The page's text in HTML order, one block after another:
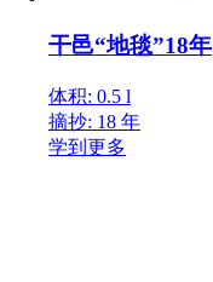
干邑“地毯”18年
体积: 0.5 l
摘抄: 18 年
学到更多